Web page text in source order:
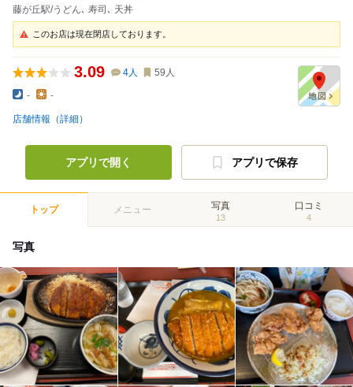
藤が丘駅/うどん､ 寿司､ 天丼
このお店は現在閉店しております。
3.09 4人 59 人
- -
店舗情報（詳細）
アプリで開く アプリで保存
トップ メニュー 写真
13
口コミ
4
写真